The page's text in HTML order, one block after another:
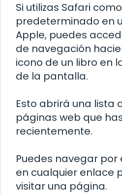
Si utilizas Safari
predeterminado en
Apple, puedes
de navegación
icono de un libro en
de la pantalla.
Esto abrirá una lista
páginas web que
recientemente.
Puedes navegar por
en cualquier enlace
visitar una página.